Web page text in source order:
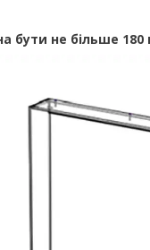
бути не більше